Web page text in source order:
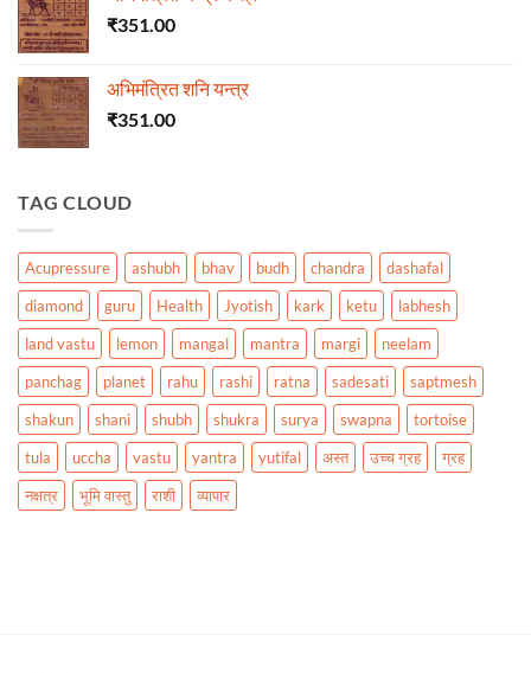
₹351.00
अभिमंत्रित शनि यन्त्र
₹351.00
TAG CLOUD
Acupressure ashubh bhav budh chandra
dashafal
diamond
guru Health Jyotish kark ketu
labhesh
land vastu
lemon mangal mantra margi
neelam
panchag
planet rahu rashi ratna sadesati
saptmesh
shakun
shani shubh shukra surya swapna
tortoise
tula
uccha vastu yantra yutifal अस्त उच्च ग्रह
ग्रह
नक्षत्र
भूमि वास्तु राशी व्यापार